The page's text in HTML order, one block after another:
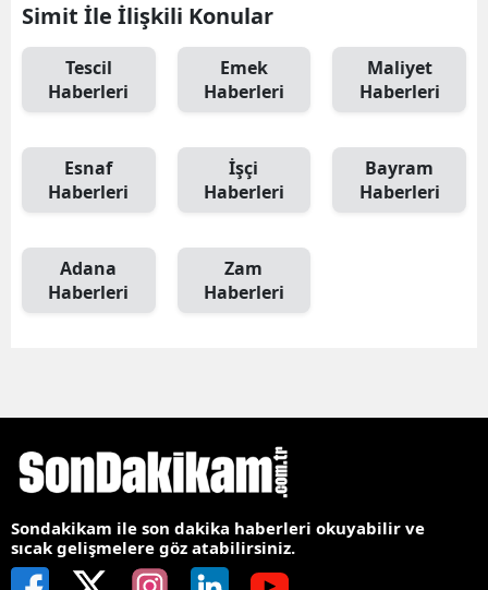
Simit İle İlişkili Konular
Tescil
Haberleri
Emek
Haberleri
Maliyet
Haberleri
Esnaf
Haberleri
İşçi
Haberleri
Bayram
Haberleri
Adana
Haberleri
Zam
Haberleri
Sondakikam ile son dakika haberleri okuyabilir ve
sıcak gelişmelere göz atabilirsiniz.